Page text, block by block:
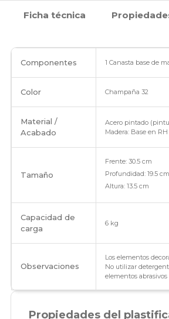
Ficha técnica
Componentes 1 Canasta base de
Color Champaña 32
Material /
Acabado
Acero pintado
Madera: Base en
Tamaño
Frente: 30.5 cm
Profundidad: 19.5 cm
Altura: 13.5 cm
Capacidad de
carga
6 kg
Observaciones
Los elementos
No utilizar
elementos
Propiedades del